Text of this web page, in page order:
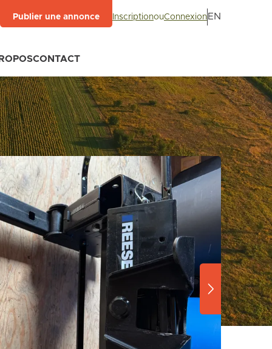
Publier une annonce InscriptionouConnexion EN
CONTACT